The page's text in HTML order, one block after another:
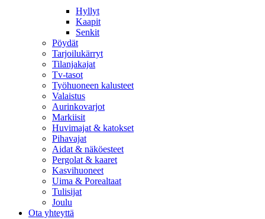
Hyllyt
Kaapit
Senkit
Pöydät
Tarjoilukärryt
Tilanjakajat
Tv-tasot
Työhuoneen kalusteet
Valaistus
Aurinkovarjot
Markiisit
Huvimajat & katokset
Pihavajat
Aidat & näköesteet
Pergolat & kaaret
Kasvihuoneet
Uima & Porealtaat
Tulisijat
Joulu
Ota yhteyttä